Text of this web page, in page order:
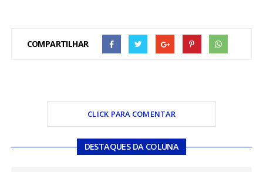
COMPARTILHAR
CLICK PARA COMENTAR
DESTAQUES DA COLUNA